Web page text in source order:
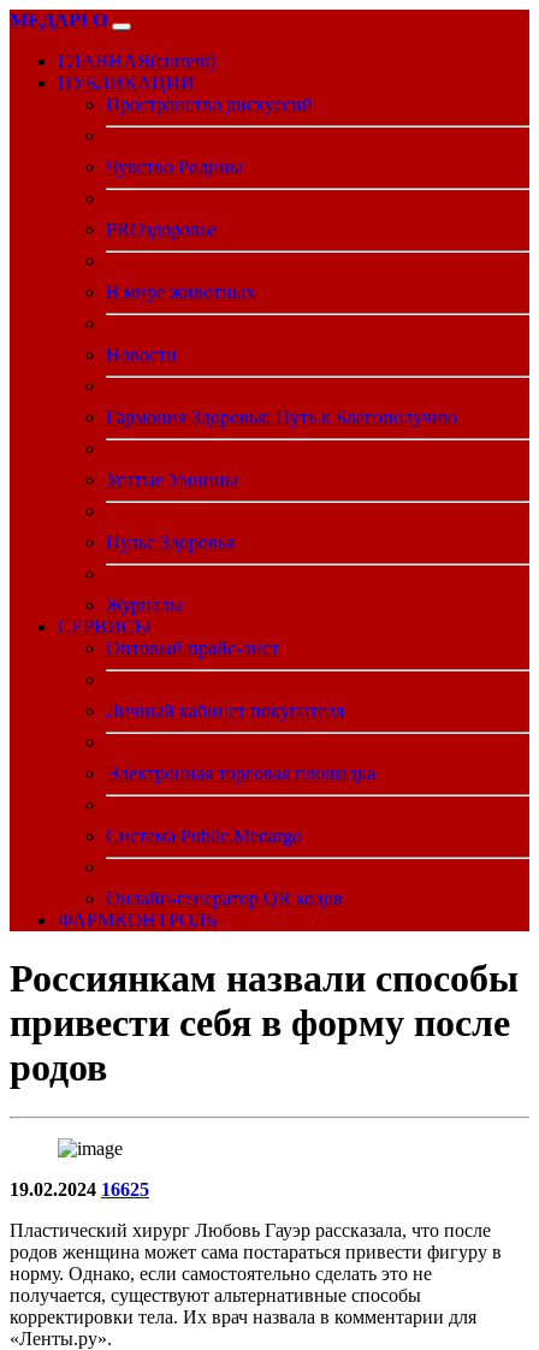
МЕДАРГО
ГЛАВНАЯ(current)
ПУБЛИКАЦИИ
Пространство дискуссий
Чувство Родины
PROздоровье
В мире животных
Новости
Гармония Здоровья: Путь к Благополучию
Усатые Умницы
Пульс Здоровья
Журналы
CЕРВИСЫ
Оптовый прайс-лист
Личный кабинет покупателя
Электронная торговая площадка
Система Public.Medargo
Онлайн-генератор QR кодов
ФАРМКОНТРОЛЬ
Россиянкам назвали способы
привести себя в форму после
родов
19.02.2024 16625
Пластический хирург Любовь Гауэр рассказала, что после
родов женщина может сама постараться привести фигуру в
норму. Однако, если самостоятельно сделать это не
получается, существуют альтернативные способы
корректировки тела. Их врач назвала в комментарии для
«Ленты.ру».